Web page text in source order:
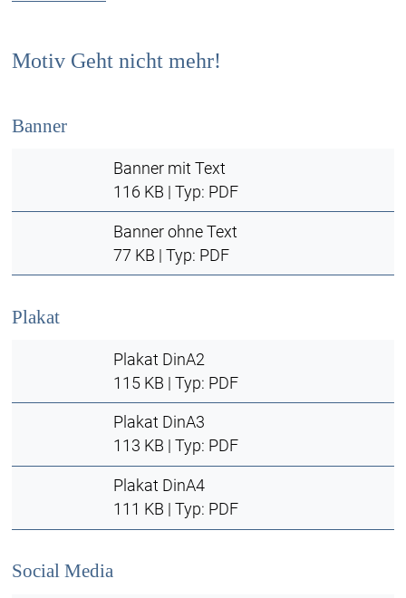
Motiv Geht nicht mehr!
Banner
Banner mit Text
116 KB | Typ: PDF
Banner ohne Text
77 KB | Typ: PDF
Plakat
Plakat DinA2
115 KB | Typ: PDF
Plakat DinA3
113 KB | Typ: PDF
Plakat DinA4
111 KB | Typ: PDF
Social Media